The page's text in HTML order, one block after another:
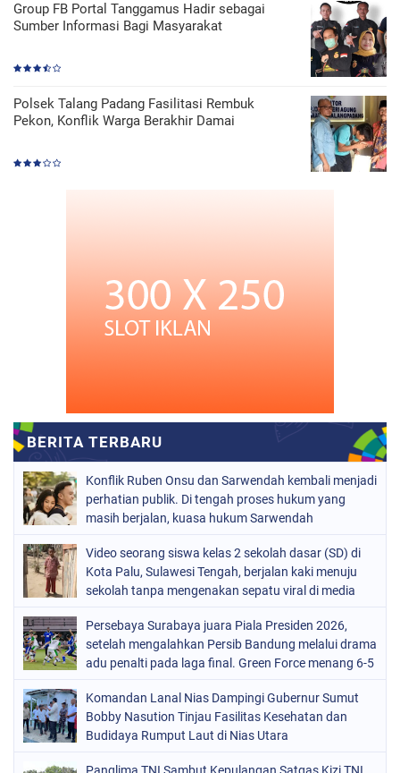
Group FB Portal Tanggamus Hadir sebagai
Sumber Informasi Bagi Masyarakat
Polsek Talang Padang Fasilitasi Rembuk
Pekon, Konflik Warga Berakhir Damai
Konflik Ruben Onsu dan Sarwendah kembali menjadi
perhatian publik. Di tengah proses hukum yang
masih berjalan, kuasa hukum Sarwendah
Video seorang siswa kelas 2 sekolah dasar (SD) di
Kota Palu, Sulawesi Tengah, berjalan kaki menuju
sekolah tanpa mengenakan sepatu viral di media
Persebaya Surabaya juara Piala Presiden 2026,
setelah mengalahkan Persib Bandung melalui drama
adu penalti pada laga final. Green Force menang 6-5
menit
Komandan Lanal Nias Dampingi Gubernur Sumut
Bobby Nasution Tinjau Fasilitas Kesehatan dan
Budidaya Rumput Laut di Nias Utara